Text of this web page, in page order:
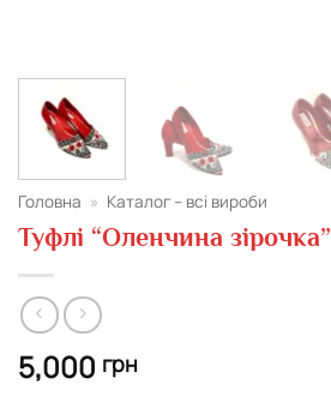
Головна » Каталог – всі вироби
Туфлі “Оленчина зірочка”
5,000 грн